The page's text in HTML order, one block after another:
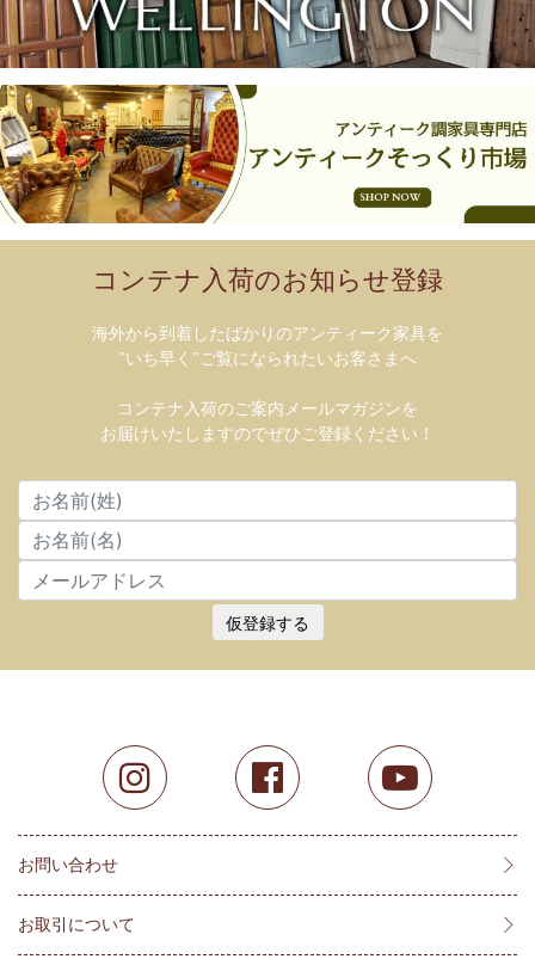
コンテナ入荷のお知らせ登録
海外から到着したばかりのアンティーク家具を
”いち早く”ご覧になられたいお客さまへ
コンテナ入荷のご案内メールマガジンを
お届けいたしますのでぜひご登録ください！
仮登録する
お問い合わせ
お取引について